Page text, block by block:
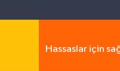
Hassaslar için